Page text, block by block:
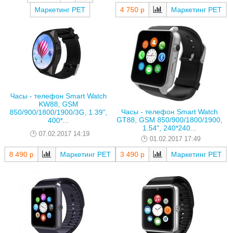
Маркетинг РЕТ
4 750 р Маркетинг РЕТ
Часы - телефон Smart Watch
KW88, GSM
850/900/1800/1900/3G, 1.39",
400*...
07.02.2017 14:19
8 490 р Маркетинг РЕТ
Часы - телефон Smart Watch
GT88, GSM 850/900/1800/1900,
1.54", 240*240...
01.02.2017 17:49
3 490 р Маркетинг РЕТ